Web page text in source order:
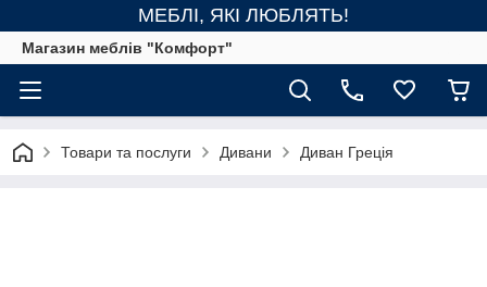
МЕБЛІ, ЯКІ ЛЮБЛЯТЬ!
Магазин меблів "Комфорт"
Товари та послуги Дивани Диван Греція